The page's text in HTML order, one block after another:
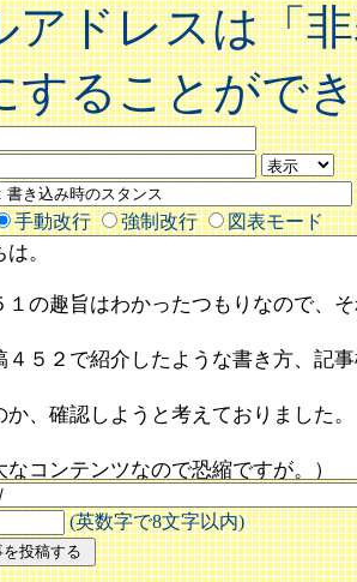
アドレスは「
することがで
手動改行 強制改行 図表モード
(英数字で8文字以内)